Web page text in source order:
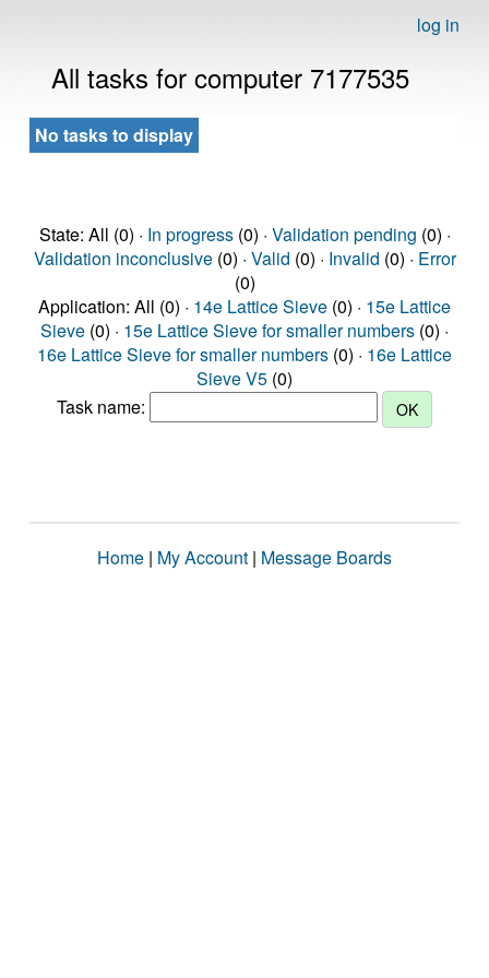
log in
All tasks for computer 7177535
No tasks to display
State: All (0) · In progress(0) · Validation pending (0) ·
Validation inconclusive(0) · Valid (0) · Invalid (0) · Error
(0)
Application: All (0) · 14e Lattice Sieve (0) · 15e Lattice
Sieve (0) · 15e Lattice Sieve for smaller numbers (0) ·
16e Lattice Sieve for smaller numbers (0) · 16e Lattice
Sieve V5 (0)
Task name:
Home | My Account | Message Boards